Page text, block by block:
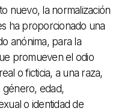
nuevo, la normalización
ha proporcionado una
anónima, para la
promueven el odio
o ficticia, a una raza,
género, edad,
o identidad de